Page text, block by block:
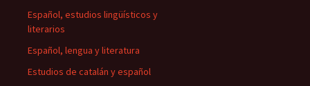
Español, estudios lingüísticos y
literarios
Español, lengua y literatura
Estudios de catalán y español